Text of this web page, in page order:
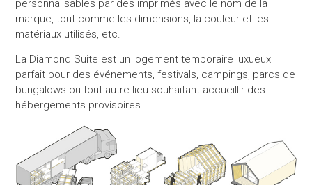
personnalisables par des imprimés avec le nom de la
marque, tout comme les dimensions, la couleur et les
matériaux utilisés, etc.
La Diamond Suite est un logement temporaire luxueux
parfait pour des événements, festivals, campings, parcs de
bungalows ou tout autre lieu souhaitant accueillir des
hébergements provisoires.